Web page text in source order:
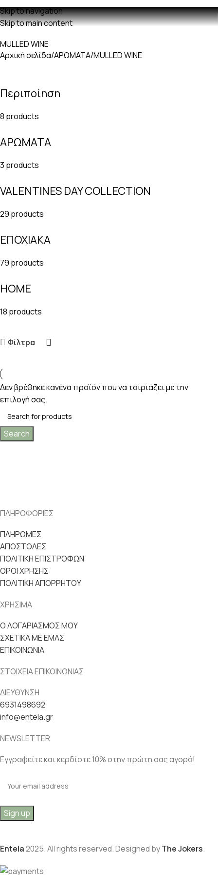
Skip to navigation
Skip to main content
MULLED WINE
Αρχική σελίδα ΑΡΩΜΑΤΑ MULLED WINE
Περιποίηση
8 products
ΑΡΩΜΑΤΑ
3 products
VALENTINES DAY COLLECTION
29 products
ΕΠΟΧΙΑΚΑ
79 products
HOME
18 products
Φίλτρα
Δεν βρέθηκε κανένα προϊόν που να ταιριάζει με την
επιλογή σας.
Search
ΠΛΗΡΟΦΟΡΙΕΣ
ΠΛΗΡΩΜΕΣ
ΑΠΟΣΤΟΛΕΣ
ΠΟΛΙΤΙΚΗ ΕΠΙΣΤΡΟΦΩΝ
ΟΡΟΙ ΧΡΗΣΗΣ
ΠΟΛΙΤΙΚΗ ΑΠΟΡΡΗΤΟΥ
ΧΡΗΣΙΜΑ
Ο ΛΟΓΑΡΙΑΣΜΟΣ ΜΟΥ
ΣΧΕΤΙΚΑ ΜΕ ΕΜΑΣ
ΕΠΙΚΟΙΝΩΝΙΑ
ΣΤΟΙΧΕΙΑ ΕΠΙΚΟΙΝΩΝΙΑΣ
ΔΙΕΥΘΥΝΣΗ
6931498692
info@entela.gr
NEWSLETTER
Εγγραφείτε και κερδίστε 10% στην πρώτη σας αγορά!
Entela2025. All rights reserved. Designed byThe Jokers.